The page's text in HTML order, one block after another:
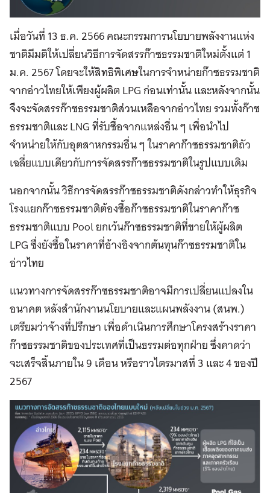
เมื่อวันที่ 13 ธ.ค. 2566 คณะกรรมการนโยบายพลังงานแห่ง
ชาติมีมติให้เปลี่ยนวิธีการจัดสรรก๊าซธรรมชาติใหม่ตั้งแต่ 1
ม.ค. 2567 โดยจะให้สิทธิพิเศษในการจำหน่ายก๊าซธรรมชาติ
จากอ่าวไทยให้เพียงผู้ผลิต LPG ก่อนเท่านั้น และหลังจากนั้น
จึงจะจัดสรรก๊าซธรรมชาติส่วนเหลือจากอ่าวไทย รวมทั้งก๊าซ
ธรรมชาติและ LNG ที่รับซื้อจากแหล่งอื่น ๆ เพื่อนำไป
จำหน่ายให้กับอุตสาหกรรมอื่น ๆ ในราคาก๊าซธรรมชาติถัว
เฉลี่ยแบบเดียวกับการจัดสรรก๊าซธรรมชาติในรูปแบบเดิม
นอกจากนั้น วิธีการจัดสรรก๊าซธรรมชาติดังกล่าวทำให้ธุรกิจ
โรงแยกก๊าซธรรมชาติต้องซื้อก๊าซธรรมชาติในราคาก๊าซ
ธรรมชาติแบบ Pool ยกเว้นก๊าซธรรมชาติที่ขายให้ผู้ผลิต
LPG ซึ่งยังซื้อในราคาที่อ้างอิงจากต้นทุนก๊าซธรรมชาติใน
อ่าวไทย
แนวทางการจัดสรรก๊าซธรรมชาติอาจมีการเปลี่ยนแปลงใน
อนาคต หลังสำนักงานนโยบายและแผนพลังงาน (สนพ.)
เตรียมว่าจ้างที่ปรึกษา เพื่อดำเนินการศึกษาโครงสร้างราคา
ก๊าซธรรมชาติของประเทศที่เป็นธรรมต่อทุกฝ่าย ซึ่งคาดว่า
จะเสร็จสิ้นภายใน 9 เดือน หรือราวไตรมาสที่ 3 และ 4 ของปี
2567